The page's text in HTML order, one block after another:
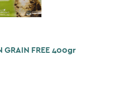
GRAIN FREE 400gr